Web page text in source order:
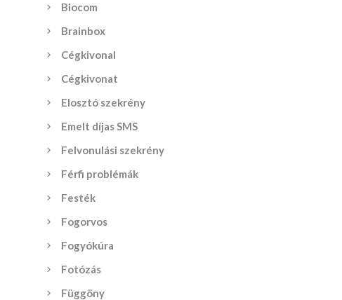
Biocom
Brainbox
Cégkivonal
Cégkivonat
Elosztó szekrény
Emelt díjas SMS
Felvonulási szekrény
Férfi problémák
Festék
Fogorvos
Fogyókúra
Fotózás
Függöny